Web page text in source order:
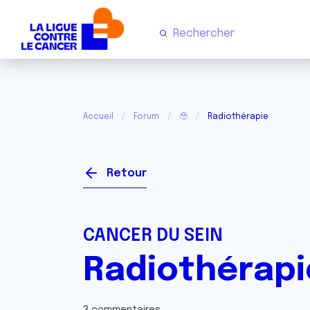
Accueil Forum 🥹 Radiothérapie
Retour
CANCER DU SEIN